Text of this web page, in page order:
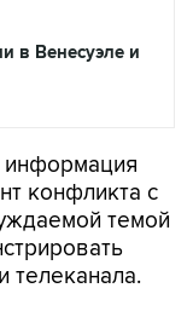
в Венесуэле и
информация
конфликта с
темой
телеканала.